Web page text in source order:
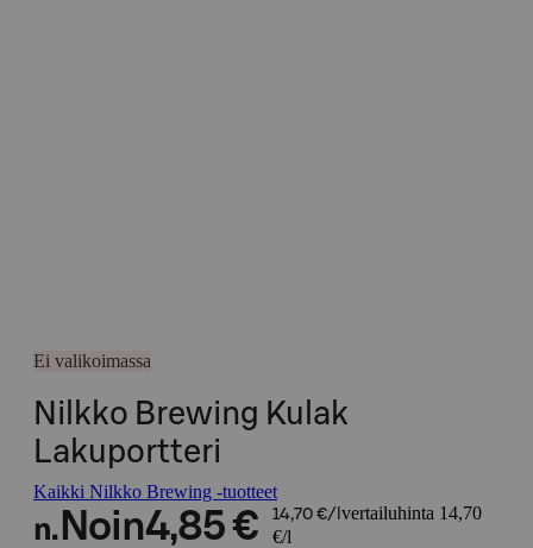
Ei valikoimassa
Nilkko Brewing Kulak
Lakuportteri
Kaikki Nilkko Brewing -tuotteet
n. Noin4,85 € 14,70 €/l vertailuhinta 14,70
€/l